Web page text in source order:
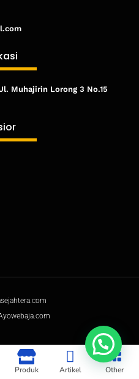
Muhajirin Lorong 3 No.15
Produk Artikel Other